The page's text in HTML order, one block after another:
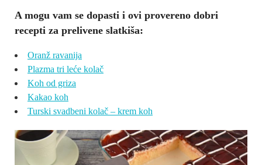
A mogu vam se dopasti i ovi provereno dobri
recepti za prelivene slatkiša:
Oranž ravanija
Plazma tri leće kolač
Koh od griza
Kakao koh
Turski svadbeni kolač – krem koh